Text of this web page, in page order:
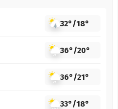
32°/18°
36°/20°
36°/21°
33°/18°